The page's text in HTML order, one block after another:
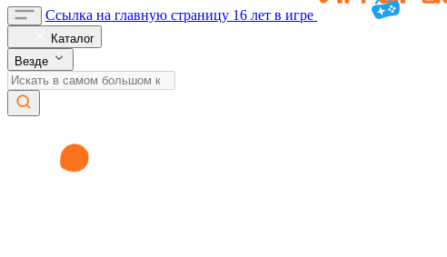
Ссылка на главную страницу 16 лет в игре
Каталог
Везде